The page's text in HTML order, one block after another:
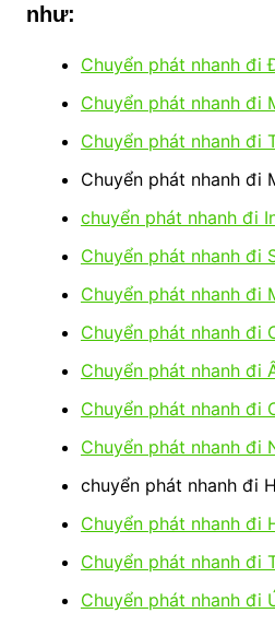
như:
Chuyển phát nhanh đi
Chuyển phát nhanh đi
Chuyển phát nhanh đi
Chuyển phát nhanh đi
chuyển phát nhanh đi
Chuyển phát nhanh đi
Chuyển phát nhanh đi
Chuyển phát nhanh đi
Chuyển phát nhanh đi
Chuyển phát nhanh đi
Chuyển phát nhanh đi
chuyển phát nhanh đi
Chuyển phát nhanh đi
Chuyển phát nhanh đi
Chuyển phát nhanh đi